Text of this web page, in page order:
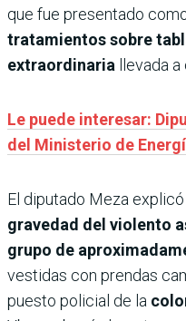
que fue presentado
tratamientos sobre
extraordinaria
llevada
Le puede interesar:
del Ministerio de
El diputado Meza
gravedad del violento
grupo de
vestidas con prendas
puesto policial de la